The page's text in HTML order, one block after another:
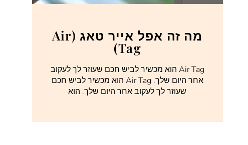
מה זה אפל אייר טאג (Air
Tag)
Air Tag הוא מכשיר לביש חכם שעוזר לך לעקוב
אחר היום שלך. Air Tag הוא מכשיר לביש חכם
שעוזר לך לעקוב אחר היום שלך. הוא